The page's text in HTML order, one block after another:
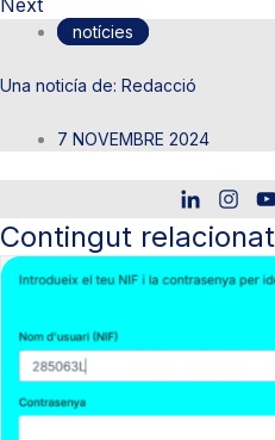
notícies
Redacció
7 NOVEMBRE 2024
Contingut relacionat